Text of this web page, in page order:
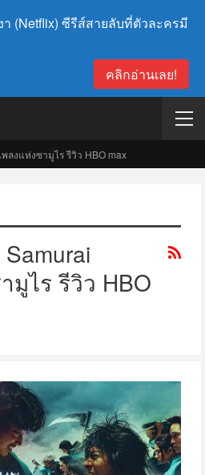
า (Netflix) ซีรีส์สายลับที่ตัวละครมี
คลิกอ่านเลย!
ลงแห่งซามูไร รีวิว HBO max
มูไร รีวิว HBO